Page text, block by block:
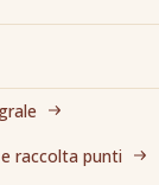
raccolta punti